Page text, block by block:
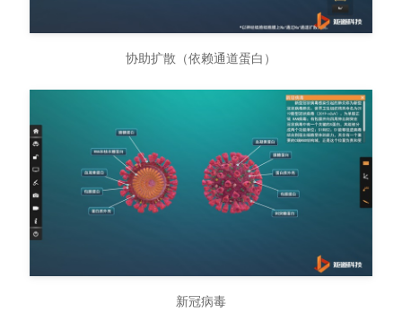
协助扩散（依赖通道蛋白）
新冠病毒